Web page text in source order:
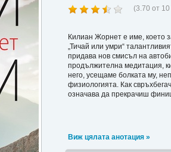
(3.70 от 10
Килиан Жорнет е име, което
„Тичай или умри“
придава нов смисъл на
продължителна медитация,
него, усещаме болката му,
физиологията. Как
означава да прекрачиш
Виж цялата анотация »